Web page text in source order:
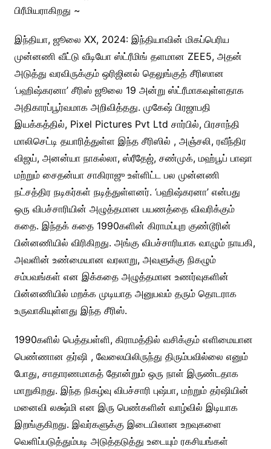
பிரீமியராகிறது ~
இந்தியா, ஜூலை XX, 2024: இந்தியாவின் மிகப்பெரிய
முன்னணி வீட்டு வீடியோ ஸ்ட்ரீமிங் தளமான ZEE5, அதன்
அடுத்து வரவிருக்கும் ஒரிஜினல் தெலுங்குத் சீரிஸான ​​
‘பஹிஷ்கரனா’ சீரிஸ் ஜூலை 19 அன்று ஸ்ட்ரீமாகவுள்ளதாக
அதிகாரப்பூர்வமாக அறிவித்தது. முகேஷ் பிரஜாபதி
இயக்கத்தில், Pixel Pictures Pvt Ltd சார்பில், பிரசாந்தி
மாலிசெட்டி தயாரித்துள்ள இந்த சீரிஸில் , அஞ்சலி, ரவீந்திர
விஜய், அனன்யா நாகல்லா, ஸ்ரீதேஜ், சண்முக், மஹ்பூப் பாஷா
மற்றும் சைதன்யா சாகிராஜு உள்ளிட்ட பல முன்னணி
நட்சத்திர நடிகர்கள் நடித்துள்ளனர். ‘பஹிஷ்கரனா’ என்பது
ஒரு விபச்சாரியின் அழுத்தமான பயணத்தை விவரிக்கும்
கதை. இந்தக் கதை 1990களின் கிராமப்புற குண்டூரின்
பின்னணியில் விரிகிறது. அங்கு விபச்சாரியாக வாழும் நாயகி,
அவளின் உண்மையான வரலாறு, அவளுக்கு நிகழும்
சம்பவங்கள் என இக்கதை அழுத்தமான உணர்வுகளின்
பின்னணியில் மறக்க முடியாத அனுபவம் தரும் தொடராக
உருவாகியுள்ளது இந்த சீரிஸ்.
1990களில் பெத்தபள்ளி, கிராமத்தில் வசிக்கும் எளிமையான
பெண்ணான தர்ஷி , வேலையிலிருந்து திரும்பவில்லை எனும்
போது, சாதாரணமாகத் தோன்றும் ஒரு நாள் இருண்டதாக
மாறுகிறது. இந்த நிகழ்வு விபச்சாரி புஷ்பா, மற்றும் தர்ஷியின்
மனைவி லக்ஷ்மி என இரு பெண்களின் வாழ்வில் இடியாக
இறங்குகிறது. இவர்களுக்கு இடையிலான உறவுகளை
வெளிப்படுத்தும்படி அடுத்தடுத்து உடையும் ரகசியங்கள்